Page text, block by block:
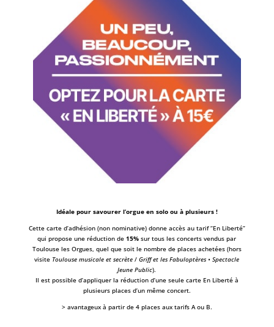
Idéale pour savourer l’orgue en solo ou à plusieurs !
Cette carte d’adhésion (non nominative) donne accès au tarif “En Liberté”
qui propose une réduction de15%sur tous les concerts vendus par
Toulouse les Orgues, quel que soit le nombre de places achetées (hors
visite Toulouse musicale et secrète /Griff et les Fabuloptères • Spectacle
Jeune Public).
Il est possible d’appliquer la réduction d’une seule carte En Liberté à
plusieurs places d’un même concert.
> avantageux à partir de 4 places aux tarifs A ou B.